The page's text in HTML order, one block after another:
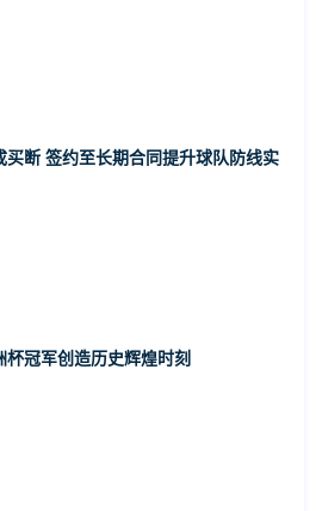
买断 签约至长期合同提升球队防线实
冠军创造历史辉煌时刻